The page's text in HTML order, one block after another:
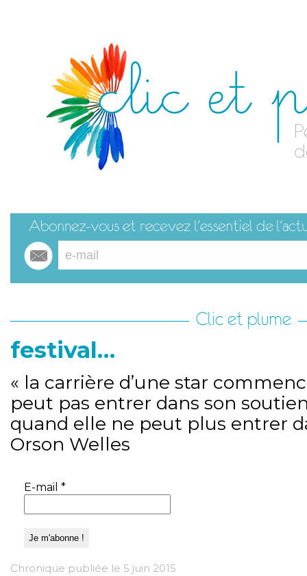
Clic et plume
festival…
« la carrière d’une star
peut pas entrer dans son
quand elle ne peut plus entrer
Orson Welles
E-mail *
Chronique publiée le 5 juin 2015